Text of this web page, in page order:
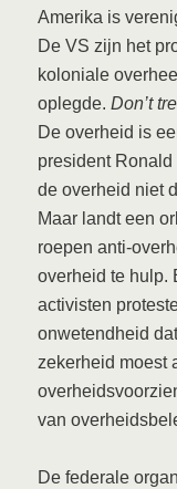
Amerika is
De VS zijn het
koloniale
oplegde.Don’t
De overheid is
president
de overheid niet
Maar landt een
roepen anti-
overheid te hulp.
activisten
onwetendheid
zekerheid moest
van
De federale